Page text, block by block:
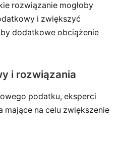
rozwiązanie mogłoby
i zwiększyć
dodatkowe obciążenie
i rozwiązania
podatku, eksperci
mające na celu zwiększenie